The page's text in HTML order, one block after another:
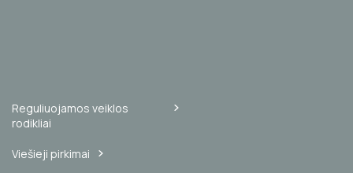
Reguliuojamos veiklos
rodikliai
Viešieji pirkimai